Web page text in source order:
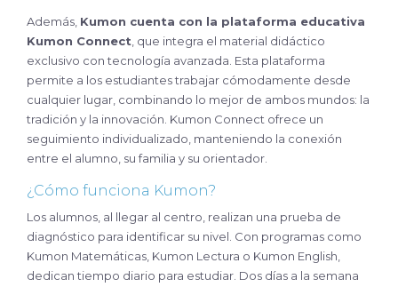
Además, Kumon cuenta con la plataforma educativa
Kumon Connect, que integra el material didáctico
exclusivo con tecnología avanzada. Esta plataforma
permite a los estudiantes trabajar cómodamente desde
cualquier lugar, combinando lo mejor de ambos mundos: la
tradición y la innovación. Kumon Connect ofrece un
seguimiento individualizado, manteniendo la conexión
entre el alumno, su familia y su orientador.
¿Cómo funciona Kumon?
Los alumnos, al llegar al centro, realizan una prueba de
diagnóstico para identificar su nivel. Con programas como
Kumon Matemáticas, Kumon Lectura o Kumon English,
dedican tiempo diario para estudiar. Dos días a la semana